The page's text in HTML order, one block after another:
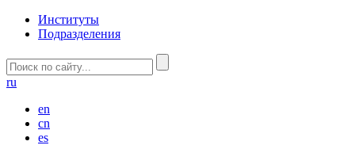
Институты
Подразделения
ru
en
cn
es